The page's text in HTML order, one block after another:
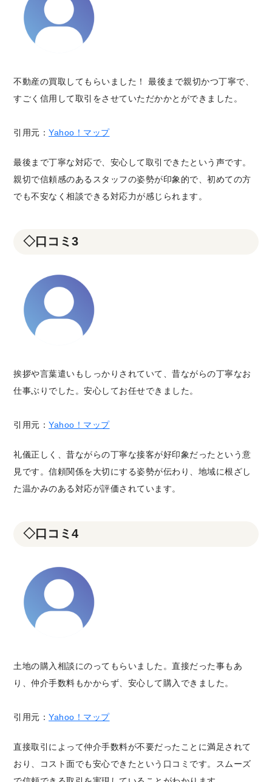
不動産の買取してもらいました！ 最後まで親切かつ丁寧で、
すごく信用して取引をさせていただかかとができました。
引用元： Yahoo！マップ
最後まで丁寧な対応で、安心して取引できたという声です。
親切で信頼感のあるスタッフの姿勢が印象的で、初めての方
でも不安なく相談できる対応力が感じられます。
◇口コミ3
挨拶や言葉遣いもしっかりされていて、昔ながらの丁寧なお
仕事ぶりでした。安心してお任せできました。
引用元： Yahoo！マップ
礼儀正しく、昔ながらの丁寧な接客が好印象だったという意
見です。信頼関係を大切にする姿勢が伝わり、地域に根ざし
た温かみのある対応が評価されています。
◇口コミ4
土地の購入相談にのってもらいました。直接だった事もあ
り、仲介手数料もかからず、安心して購入できました。
引用元： Yahoo！マップ
直接取引によって仲介手数料が不要だったことに満足されて
おり、コスト面でも安心できたという口コミです。スムーズ